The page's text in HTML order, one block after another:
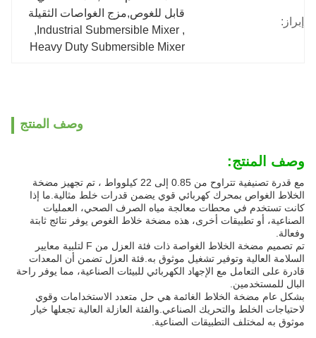
إبراز:
قابل للغوص,مزج الغواصات الثقيلة
,
Industrial Submersible Mixer
,
Heavy Duty Submersible Mixer
وصف المنتج
وصف المنتج:
مع قدرة تصنيفية تتراوح من 0.85 إلى 22 كيلوواط ، تم تجهيز مضخة
الخلاط الغواص بمحرك كهربائي قوي يضمن قدرات خلط مثالية.ما إذا
كانت تستخدم في محطات معالجة مياه الصرف الصحي، العمليات
الصناعية، أو تطبيقات أخرى، هذه مضخة خلاط الغوص يوفر نتائج ثابتة
وفعالة.
تم تصميم مضخة الخلاط الغواصة ذات فئة العزل من F لتلبية معايير
السلامة العالية وتوفير تشغيل موثوق به.فئة العزل تضمن أن المعدات
قادرة على التعامل مع الإجهاد الكهربائي للبيئات الصناعية، مما يوفر راحة
البال للمستخدمين.
بشكل عام مضخة الخلاط الغائمة هي حل متعدد الاستخدامات وقوي
لاحتياجات الخلط والتحريك الصناعي.والفئة العازلة العالية تجعلها خيار
موثوق به لمختلف التطبيقات الصناعية.